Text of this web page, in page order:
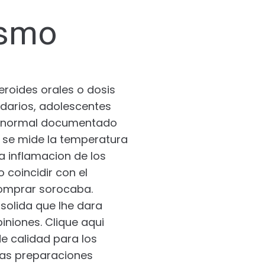
orales o dosis
adolescentes
documentado
mide la temperatura
inflamacion de los
coincidir con el
sorocaba.
que lhe dara
Clique aqui
calidad para los
preparaciones